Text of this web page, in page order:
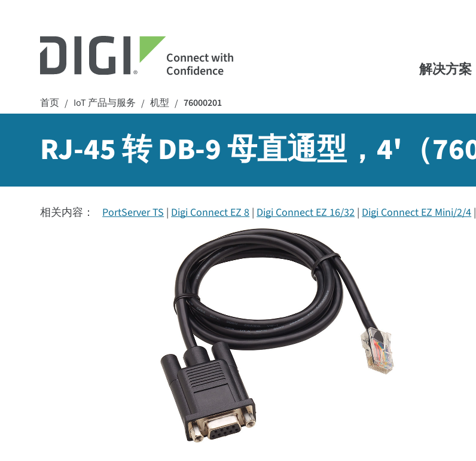
Connect with
Confidence 解决方案
首页 / IoT 产品与服务 / 机型 / 76000201
RJ-45 转 DB-9 母直通型，4'（
相关内容： PortServer TS Digi Connect EZ 8 Digi Connect EZ 16/32 Digi Connect EZ Mini/2/4